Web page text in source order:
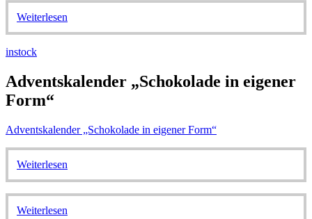
Weiterlesen
instock
Adventskalender „Schokolade in eigener
Form“
Adventskalender „Schokolade in eigener Form“
Weiterlesen
Weiterlesen